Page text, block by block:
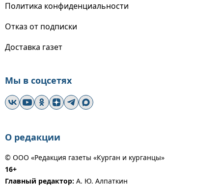
Политика конфиденциальности
Отказ от подписки
Доставка газет
Мы в соцсетях
О редакции
© ООО «Редакция газеты «Курган и курганцы»
16+
Главный редактор: А. Ю. Алпаткин